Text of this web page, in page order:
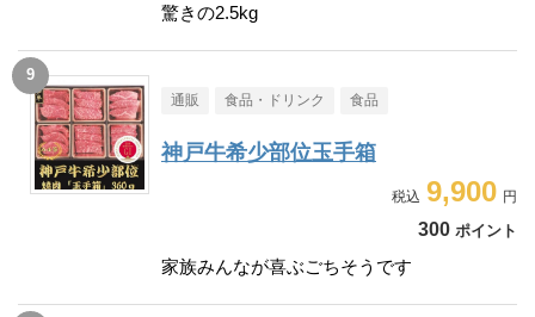
驚きの2.5kg
通販 食品・ドリンク 食品
神戸牛希少部位玉手箱
9,900
300 ポイント
家族みんなが喜ぶごちそうです